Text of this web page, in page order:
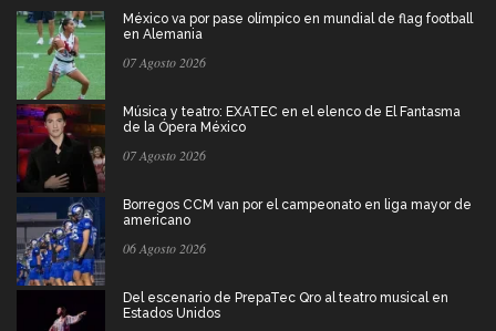
México va por pase olímpico en mundial de flag football
en Alemania
07 Agosto 2026
Música y teatro: EXATEC en el elenco de El Fantasma
de la Ópera México
07 Agosto 2026
Borregos CCM van por el campeonato en liga mayor de
americano
06 Agosto 2026
Del escenario de PrepaTec Qro al teatro musical en
Estados Unidos